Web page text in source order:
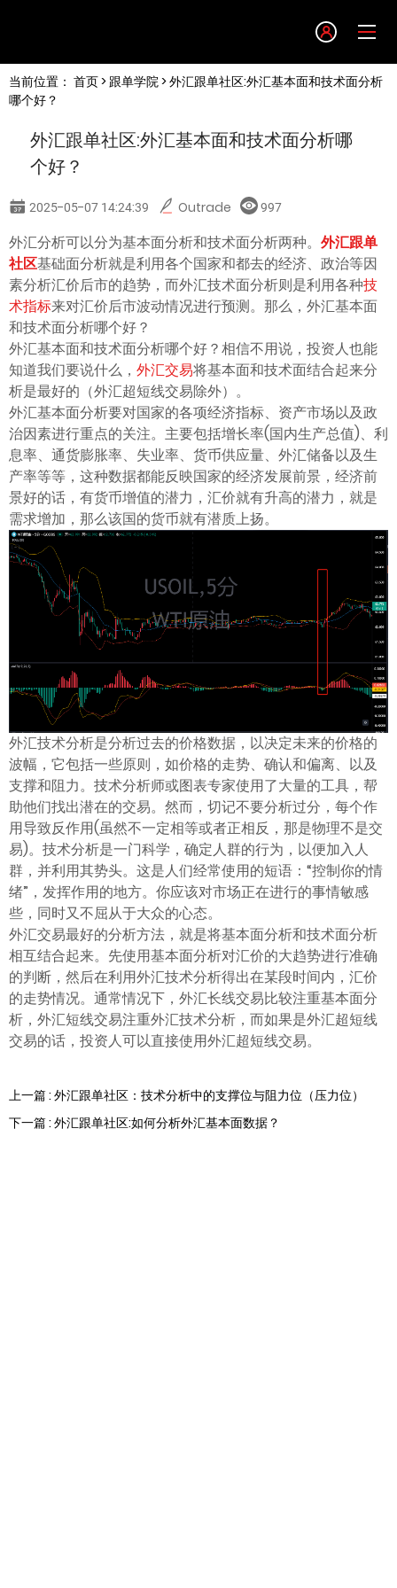
English
简体中文
한글
日本語
Tiếng việt
ไทย
当前位置： 首页> 跟单学院> 外汇跟单社区:外汇基本面和技术面分析
哪个好？
外汇跟单社区:外汇基本面和技术面分析哪
个好？
2025-05-07 14:24:39 Outrade 997
外汇分析可以分为基本面分析和技术面分析两种。 外汇跟单
社区基础面分析就是利用各个国家和都去的经济、政治等因
素分析汇价后市的趋势，而外汇技术面分析则是利用各种技
术指标来对汇价后市波动情况进行预测。那么，外汇基本面
和技术面分析哪个好？
外汇基本面和技术面分析哪个好？相信不用说，投资人也能
知道我们要说什么， 外汇交易将基本面和技术面结合起来分
析是最好的（外汇超短线交易除外）。
外汇基本面分析要对国家的各项经济指标、资产市场以及政
治因素进行重点的关注。主要包括增长率(国内生产总值)、利
息率、通货膨胀率、失业率、货币供应量、外汇储备以及生
产率等等，这种数据都能反映国家的经济发展前景，经济前
景好的话，有货币增值的潜力，汇价就有升高的潜力，就是
需求增加，那么该国的货币就有潜质上扬。
外汇技术分析是分析过去的价格数据，以决定未来的价格的
波幅，它包括一些原则，如价格的走势、确认和偏离、以及
支撑和阻力。技术分析师或图表专家使用了大量的工具，帮
助他们找出潜在的交易。然而，切记不要分析过分，每个作
用导致反作用(虽然不一定相等或者正相反，那是物理不是交
易)。技术分析是一门科学，确定人群的行为，以便加入人
群，并利用其势头。这是人们经常使用的短语：“控制你的情
绪”，发挥作用的地方。你应该对市场正在进行的事情敏感
些，同时又不屈从于大众的心态。
外汇交易最好的分析方法，就是将基本面分析和技术面分析
相互结合起来。先使用基本面分析对汇价的大趋势进行准确
的判断，然后在利用外汇技术分析得出在某段时间内，汇价
的走势情况。通常情况下，外汇长线交易比较注重基本面分
析，外汇短线交易注重外汇技术分析，而如果是外汇超短线
交易的话，投资人可以直接使用外汇超短线交易。
上一篇 : 外汇跟单社区：技术分析中的支撑位与阻力位（压力位）
下一篇 : 外汇跟单社区:如何分析外汇基本面数据？